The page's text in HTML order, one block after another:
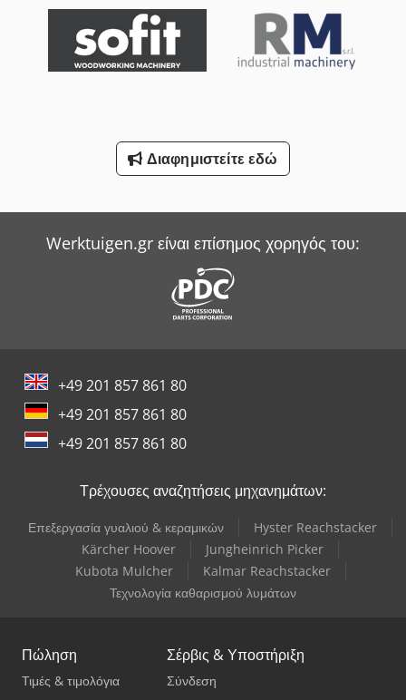
Wurster & Dietz Μηχανές Κατασκευής Παλετών
Yale Picker
Διαφημιστείτε εδώ
Werktuigen.gr είναι επίσημος χορηγός του:
+49 201 857 861 80
+49 201 857 861 80
+49 201 857 861 80
Τρέχουσες αναζητήσεις μηχανημάτων:
Επεξεργασία γυαλιού & κεραμικών
Hyster Reachstacker
Kärcher Hoover
Jungheinrich Picker
Kubota Mulcher
Kalmar Reachstacker
Τεχνολογία καθαρισμού λυμάτων
Πώληση
Τιμές & τιμολόγια
Σέρβις & Υποστήριξη
Σύνδεση